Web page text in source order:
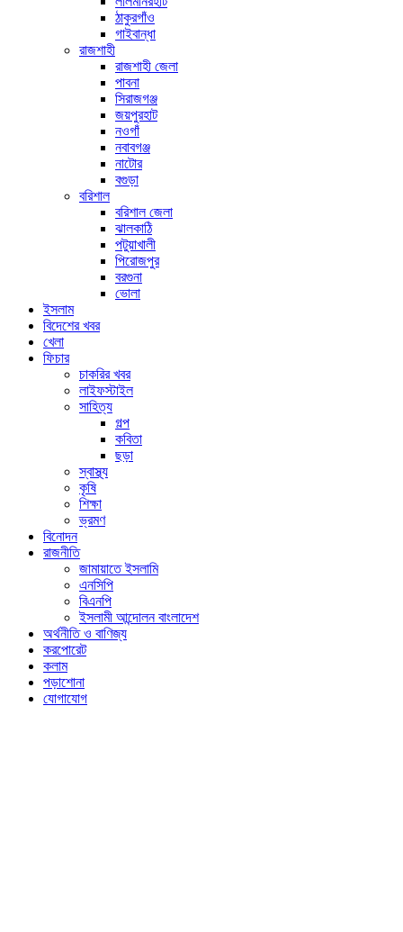
ঠাকুরগাঁও
গাইবান্ধা
রাজশাহী
রাজশাহী জেলা
পাবনা
সিরাজগঞ্জ
জয়পুরহাট
নওগাঁ
নবাবগঞ্জ
নাটোর
বগুড়া
বরিশাল
বরিশাল জেলা
ঝালকাঠি
পটুয়াখালী
পিরোজপুর
বরগুনা
ভোলা
ইসলাম
বিদেশের খবর
খেলা
ফিচার
চাকরির খবর
লাইফস্টাইল
সাহিত্য
গল্প
কবিতা
ছড়া
স্বাস্থ্য
কৃষি
শিক্ষা
ভ্রমণ
বিনোদন
রাজনীতি
জামায়াতে ইসলামি
এনসিপি
বিএনপি
ইসলামী আন্দোলন বাংলাদেশ
অর্থনীতি ও বাণিজ্য
করপোরেট
কলাম
পড়াশোনা
যোগাযোগ